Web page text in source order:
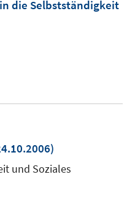
die Selbstständigkeit
und Soziales